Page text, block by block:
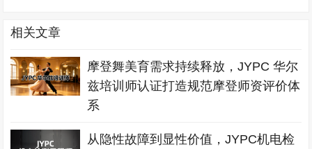
相关文章
摩登舞美育需求持续释放，JYPC 华尔
兹培训师认证打造规范摩登师资评价体
系
从隐性故障到显性价值，JYPC机电检